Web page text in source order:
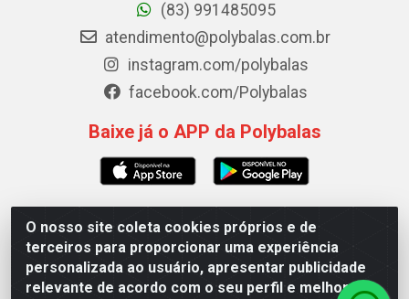
O nosso site coleta cookies próprios e de
terceiros para proporcionar uma experiência
personalizada ao usuário, apresentar publicidade
relevante de acordo com o seu perfil e melhorar a
(83) 991485095
atendimento@polybalas.com.br
instagram.com/polybalas
facebook.com/Polybalas
Baixe já o APP da Polybalas
Polybalas - Rua João Miguel de Souza, 173 Galpão B -
Ernesto Geisel, João Pessoa/PB - CEP 58.075-075 - CNPJ
00.909.327/0002-61